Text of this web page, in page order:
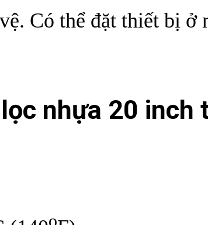
Có thể đặt thiết bị
nhựa 20 inch
o